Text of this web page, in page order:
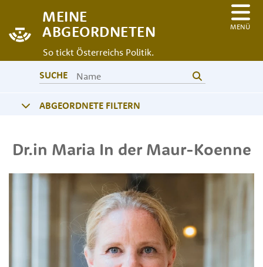
MEINE
ABGEORDNETEN
So tickt Österreichs Politik.
MENÜ
SUCHE
ABGEORDNETE FILTERN
Dr.in Maria In der Maur-Koenne